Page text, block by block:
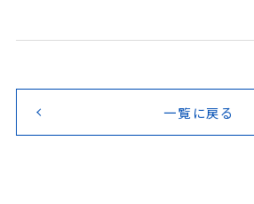
一覧に戻る